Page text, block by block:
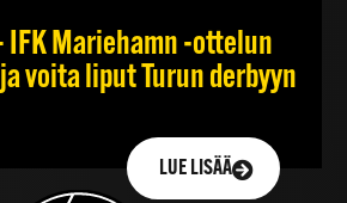
IFK Mariehamn -ottelun
voita liput Turun derbyyn
LUE LISÄÄ